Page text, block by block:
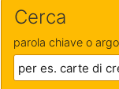
Cerca
parola chiave o